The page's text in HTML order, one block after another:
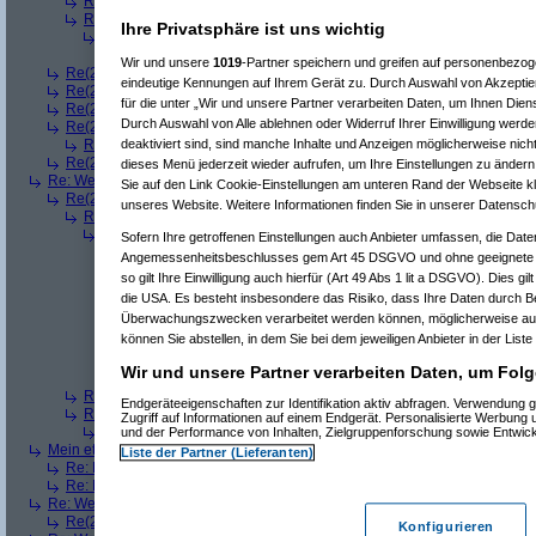
Re(3): Welches ETWAS hab ihr bekommen.. (
Re(4): Welches ETWAS hab ihr bekommen..
Re(5): Welches ETWAS hab ihr bekommen..
monster23
am
Re(2): Welches ETWAS hab ihr bekommen..
female
am 23.12.2008,
Re(2): Welches ETWAS hab ihr bekommen..( User6465am
Re(2): Welches ETWAS hab ihr bekommen..(playazam 23.12.2008,
Re(2): Welches ETWAS hab ihr bekommen..(Ardjanam 23.12.2008,
Re(3): Welches ETWAS hab ihr bekommen..(monster23am
Re(2): Welches ETWAS hab ihr bekommen..(User284am 23.12.2008,
Re: Welches ETWAS hab ihr bekommen..(Diallam 23.12.2008, 09:01:20)
Re(2): Welches ETWAS hab ihr bekommen.. (ddrobescham
Re(3): Welches ETWAS hab ihr bekommen..
Re(4): Welches ETWAS hab ihr bekommen..(Games2Gameam
Re(5): Welches ETWAS hab ihr bekommen..( ddrobescham
Re(6): Welches ETWAS hab ihr bekommen..
(q.e.d.am
Re(5): Welches ETWAS hab ihr bekommen..
am
Re(6): Welches ETWAS hab ihr bekommen.. (Games2Game
Re(7): Welches ETWAS hab ihr bekommen..(q.e.d.am
Re(8): Welches ETWAS hab ihr bekommen..(
Re(5): Welches ETWAS hab ihr bekommen.. (monster23am
Re(3): Welches ETWAS hab ihr bekommen.. (Diall am 23.12.2008,
Re(3): Welches ETWAS hab ihr bekommen..( Madleram 23.12.2008,
Re(4): Welches ETWAS hab ihr bekommen..(Games2Gameam
Mein etwas(Winnie_Pooham 23.12.2008, 09:12:01)
Re: Mein etwas
Re: Mein etwas
Re: Welches ETWAS hab ihr bekommen..
Dimmuam 23.12.2008,
Re(2): Welches ETWAS hab ihr bekommen..
Games2Gameam
Ihre Privatsphäre ist uns wichtig
Wir und unsere 1019-Partner speichern und greifen auf
eindeutige Kennungen auf Ihrem Gerät zu. Durch Auswahl von
für die unter „Wir und unsere Partner verarbeiten Daten, um Ihnen
Durch Auswahl von Alle ablehnen oder Widerruf Ihrer Einwilligung
deaktiviert sind, sind manche Inhalte und Anzeigen möglicherweise
dieses Menü jederzeit wieder aufrufen, um Ihre Einstellungen zu
Sie auf den Link Cookie-Einstellungen am unteren Rand der Webseite
unseres Website. Weitere Informationen finden Sie in unserer
Sofern Ihre getroffenen Einstellungen auch Anbieter umfassen, die
Angemessenheitsbeschlusses gem Art 45 DSGVO und ohne
so gilt Ihre Einwilligung auch hierfür (Art 49 Abs 1 lit a DSGVO). Dies
die USA. Es besteht insbesondere das Risiko, dass Ihre Daten durch
Überwachungszwecken verarbeitet werden können, möglicherweise
können Sie abstellen, in dem Sie bei dem jeweiligen Anbieter in der
Wir und unsere Partner verarbeiten Daten, um
Endgeräteeigenschaften zur Identifikation aktiv abfragen. Verwendung
Zugriff auf Informationen auf einem Endgerät. Personalisierte Werbung
und der Performance von Inhalten, Zielgruppenforschung sowie
Liste der Partner (Lieferanten)
Konfigurieren